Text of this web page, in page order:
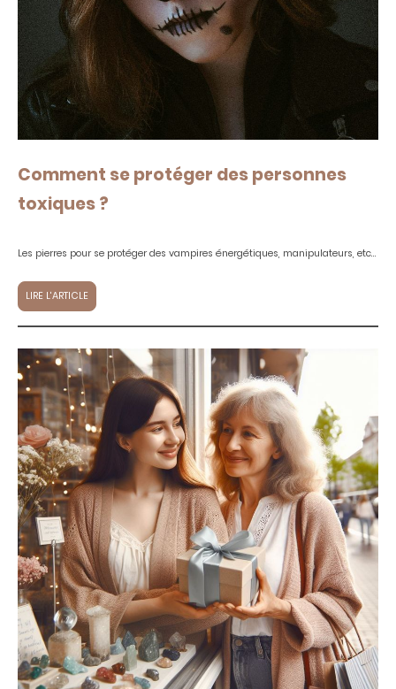
Comment se protéger des personnes
toxiques ?
Les pierres pour se protéger des vampires énergétiques, manipulateurs, etc...
LIRE L'ARTICLE